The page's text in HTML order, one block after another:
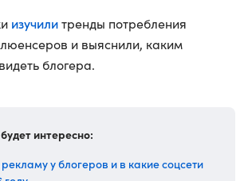
изучилитренды потребления
и выяснили, каким
блогера.
интересно:
рекламу у блогеров и в какие соцсети